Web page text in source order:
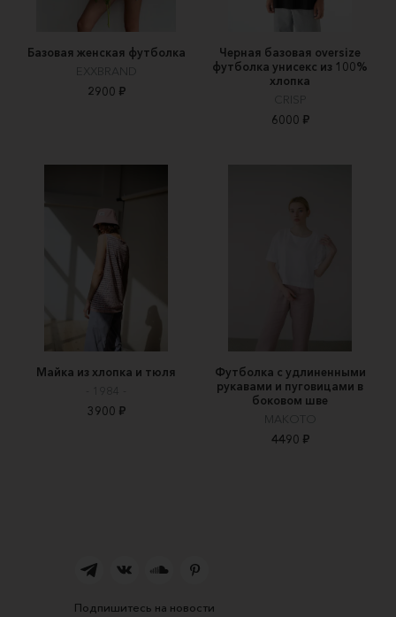
Базовая женская футболка
EXXBRAND
2900 ₽
Черная базовая oversize
футболка унисекс из 100%
хлопка
CRISP
6000 ₽
Майка из хлопка и тюля
3900 ₽
Футболка с удлиненными
рукавами и пуговицами в
боковом шве
MAKOTO
4490 ₽
Подпишитесь на новости